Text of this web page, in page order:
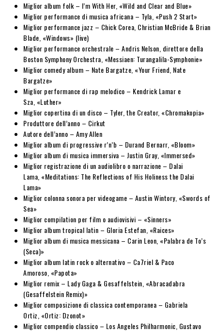
Miglior album folk – I’m With Her, «Wild and Clear and Blue»
Miglior performance di musica africana – Tyla, «Push 2 Start»
Miglior performance jazz – Chick Corea, Christian McBride & Brian
Blade, «Windows» (live)
Miglior performance orchestrale – Andris Nelson, direttore della
Boston Symphony Orchestra, «Messiaen: Turangalila-Symphonie»
Miglior comedy album – Nate Bargatze, «Your Friend, Nate
Bargatze»
Miglior performance di rap melodico – Kendrick Lamar e
Sza, «Luther»
Miglior copertina di un disco – Tyler, the Creator, «Chromakopia»
Produttore dell’anno – Cirkut
Autore dell’anno – Amy Allen
Miglior album di progressive r’n’b – Durand Bernarr, «Bloom»
Miglior album di musica immersiva – Justin Gray, «Immersed»
Miglior registrazione di un audiolibro o narrazione – Dalai
Lama, «Meditations: The Reflections of His Holiness the Dalai
Lama»
Miglior colonna sonora per videogame – Austin Wintory, «Swords of
Sea»
Miglior compilation per film o audiovisivi – «Sinners»
Miglior album tropical latin – Gloria Estefan, «Raices»
Miglior album di musica messicana – Carin Leon, «Palabra de To’s
(Seca)»
Miglior album latin rock o alternativo – Ca7riel & Paco
Amoroso, «Papota»
Miglior remix – Lady Gaga & Gesaffelstein, «Abracadabra
(Gesaffelstein Remix)»
Miglior composizione di classica contemporanea – Gabriela
Ortiz, «Ortiz: Dzonot»
Miglior compendio classico – Los Angeles Philharmonic, Gustavo